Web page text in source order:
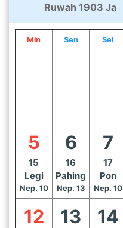
Ruwah 1903 Ja
Min Sen Sel
5
15
Legi
Nep. 10
6
16
Pahing
Nep. 13
7
17
Pon
Nep. 10
12 13 14